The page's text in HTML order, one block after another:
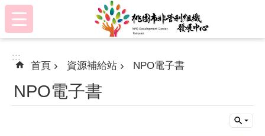
跳到主要內容區塊
:::
:::
首頁 資源補給站 NPO電子書
NPO電子書